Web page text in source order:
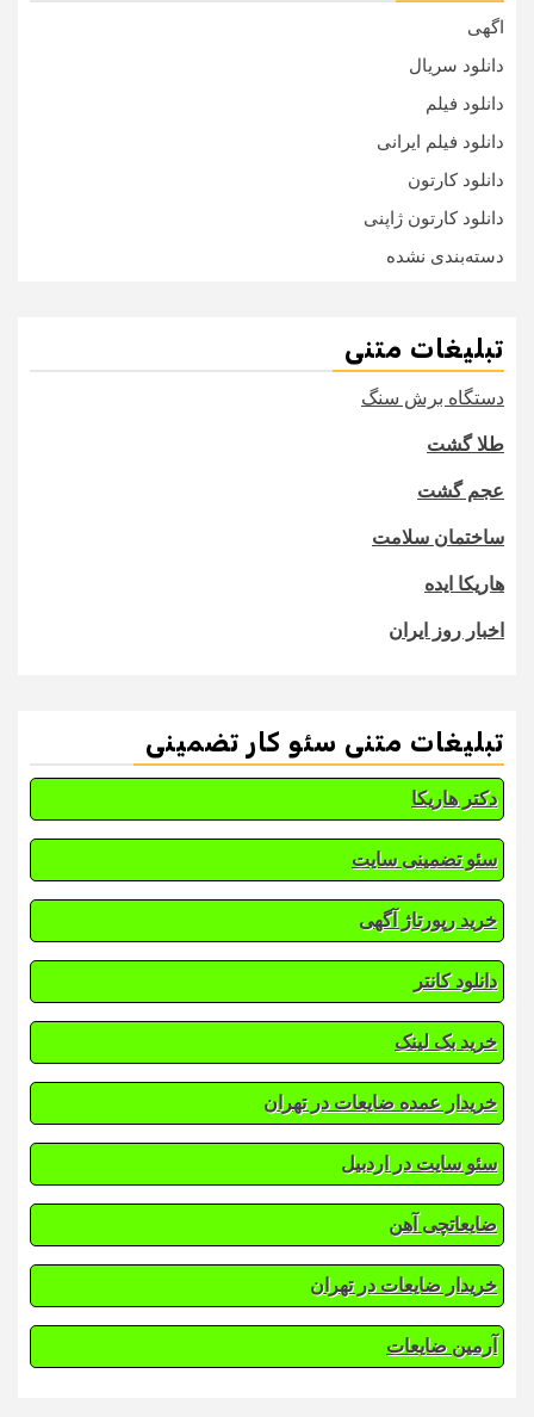
اگهی
دانلود سریال
دانلود فیلم
دانلود فیلم ایرانی
دانلود کارتون
دانلود کارتون ژاپنی
دسته‌بندی نشده
تبلیغات متنی
دستگاه برش سنگ
طلا گشت
عجم گشت
ساختمان سلامت
هاریکا ایده
اخبار روز ایران
تبلیغات متنی سئو کار تضمینی
دکتر هاریکا
سئو تضمینی سایت
خرید رپورتاژ آگهی
دانلود کانتر
خرید بک لینک
خریدار عمده ضایعات در تهران
سئو سایت در اردبیل
ضایعاتچی آهن
خریدار ضایعات در تهران
آرمین ضایعات